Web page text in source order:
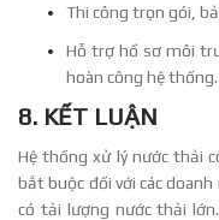
Thi công trọn gói,
Hỗ trợ hồ sơ môi
hoàn công hệ thống.
8. KẾT LUẬN
Hệ thống xử lý nước thải
bắt buộc đối với các
có tải lượng nước thải